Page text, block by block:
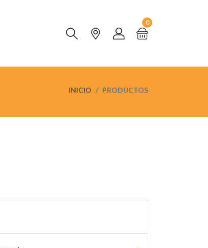
0
INICIO PRODUCTOS